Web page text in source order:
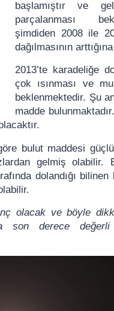
başlamıştır ve
parçalanması
şimdiden 2008 ile
dağılmasının
2013’te karadeliğe
çok ısınması ve
beklenmektedir. Şu
madde
bulut maddesi
gelmiş olabilir.
dolandığı
olacak ve böyle
son derece